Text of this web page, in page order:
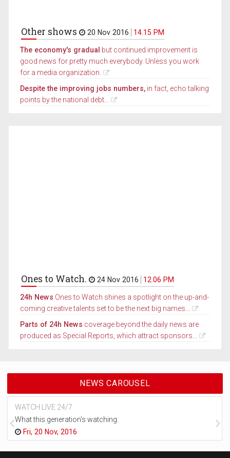
Other shows 20 Nov 2016 14.15 PM
The economy's gradual but continued improvement is
good news for pretty much everybody. Unless you work
for a media organization.
Despite the improving jobs numbers, in fact, echo talking
points by the national debt...
Ones to Watch. 24 Nov 2016 12.06 PM
24h News Ones to Watch shines a spotlight on the up-and-
coming creative talents set to be the next big names...
Parts of 24h News coverage beyond the daily news are
produced as Special Reports, which attract sponsors...
NEWS CAROUSEL
WATCH LIVE 24/7
What this generation's watching.
Fri, 20 Nov, 2016